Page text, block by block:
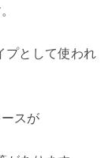
プとして使われ
スが